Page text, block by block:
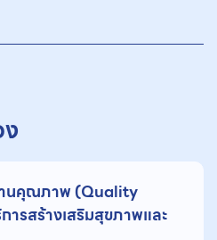
นคุณภาพ (Quality
รสร้างเสริมสุขภาพและ